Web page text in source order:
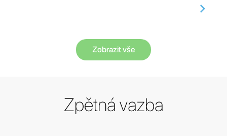
Zobrazit vše
Zpětná vazba